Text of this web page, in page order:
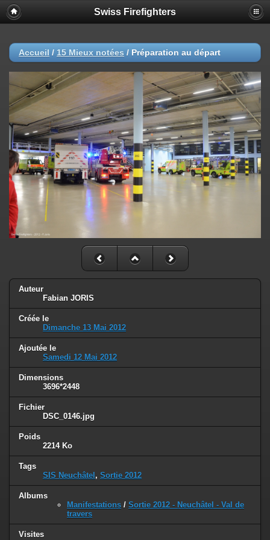
Swiss Firefighters
Accueil / 15 Mieux notées / Préparation au départ
Auteur
Fabian JORIS
Créée le
Dimanche 13 Mai 2012
Ajoutée le
Samedi 12 Mai 2012
Dimensions
3696*2448
Fichier
DSC_0146.jpg
Poids
2214 Ko
Tags
SIS Neuchâtel , Sortie 2012
Albums
Manifestations / Sortie 2012 - Neuchâtel - Val de
travers
Visites